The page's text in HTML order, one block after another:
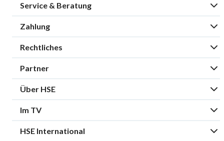
Service & Beratung
Zahlung
Rechtliches
Partner
Über HSE
Im TV
HSE International